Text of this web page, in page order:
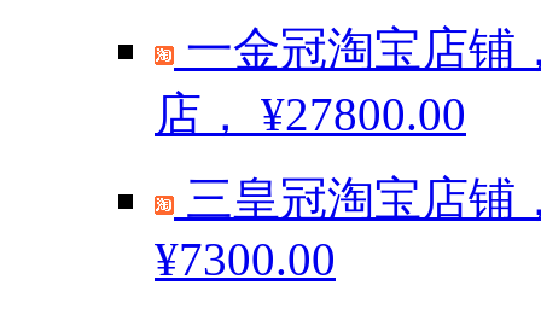
一金冠淘宝店铺
店， ¥27800.00
三皇冠淘宝店铺
¥7300.00